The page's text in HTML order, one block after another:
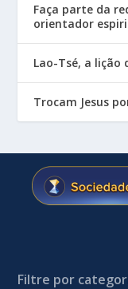
Faça parte da
orientador
Lao-Tsé, a lição
Trocam Jesus
Filtre por